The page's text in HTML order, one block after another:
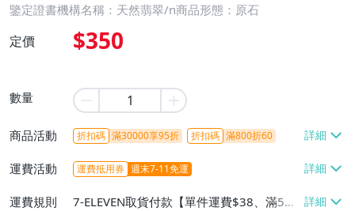
鑒定證書機構名稱：天然翡翠/n商品形態：原石
定價 $350
數量
商品活動 折扣碼 滿30000享95折 折扣碼 滿800折60
運費活動 運費抵用券 週末7-11免運
運費規則
7-ELEVEN取貨付款【單件運費$38、滿5件